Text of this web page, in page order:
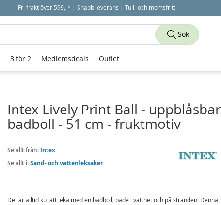
Fri frakt över 599,-* | Snabb leverans | Tull- och momsfritt
Intex Lively Print Ball - uppblåsbar
badboll - 51 cm - fruktmotiv
Se allt från: Intex
Se allt i:Sand- och vattenleksaker
Det är alltid kul att leka med en badboll, både i vattnet och på stranden. Denna
Sök
3 för 2 Medlemsdeals Outlet